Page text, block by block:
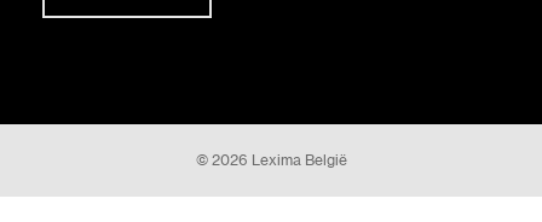
© 2026 Lexima België